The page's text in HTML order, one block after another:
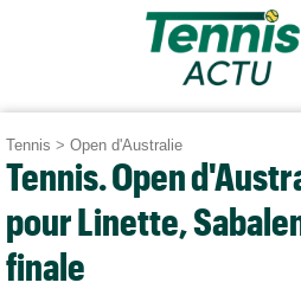
Tennis > Open d'Australie
Tennis. Open
pour Linette,
finale